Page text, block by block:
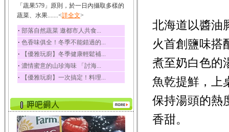
豆豉裡頭含有營養的蛋
白質、脂肪、鈣、磷...
榛果
榛果裡所含的營養素有
蛋白質、脂肪、醣類...
迷迭香
迷迭香 裡頭含有咖啡
酸、迷迭香酸、植物...
咖啡中的咖啡因會刺激
中樞神經系統，特別...
椰子
「蔬果579」原則，於一日內攝取多樣的
蔬菜、水果.......<詳全文>
‧ 部落自然蔬菜 邀都市人共食...
‧ 色香味俱全！冬季不能錯過的...
‧ 【優雅玩廚】冬季健康輕鬆補...
‧ 濃情蜜意的山珍海味 「討海...
‧ 【優雅玩廚】一次搞定！料理...
北海道以醬油
火首創鹽味搭
煮至奶白色的
魚乾提鮮，上
保持湯頭的熱
香甜。